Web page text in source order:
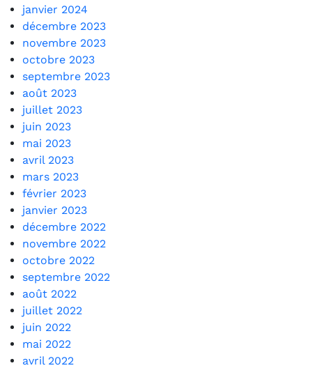
janvier 2024
décembre 2023
novembre 2023
octobre 2023
septembre 2023
août 2023
juillet 2023
juin 2023
mai 2023
avril 2023
mars 2023
février 2023
janvier 2023
décembre 2022
novembre 2022
octobre 2022
septembre 2022
août 2022
juillet 2022
juin 2022
mai 2022
avril 2022